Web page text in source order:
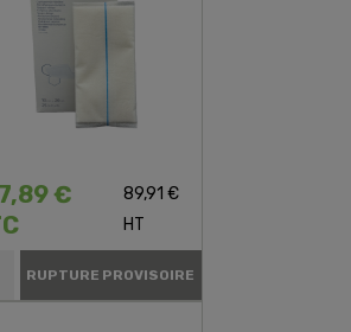
€
89,91 €
HT
RUPTURE PROVISOIRE